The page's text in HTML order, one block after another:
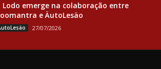
Lodo emerge na colaboração entre
e ÄutoLesäo
27/07/2026